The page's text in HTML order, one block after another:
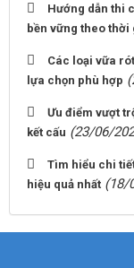
Hướng dẫn thi
bền vững theo thời
Các loại vữa
lựa chọn phù hợp
Ưu điểm vượt
kết cấu (23/06/
Tìm hiểu chi
hiệu quả nhất (18/